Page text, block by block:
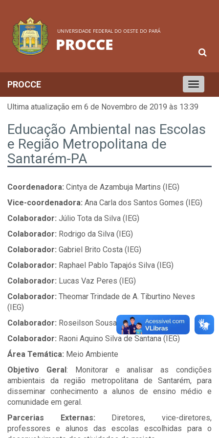
UNIVERSIDADE FEDERAL DO OESTE DO PARÁ
PROCCE
Toggle
navigation
PROCCE
Ultima atualização em 6 de Novembro de 2019 às 13:39
Educação Ambiental nas Escolas
e Região Metropolitana de
Santarém-PA
Coordenadora: Cintya de Azambuja Martins (IEG)
Vice-coordenadora: Ana Carla dos Santos Gomes (IEG)
Colaborador: Júlio Tota da Silva (IEG)
Colaborador: Rodrigo da Silva (IEG)
Colaborador: Gabriel Brito Costa (IEG)
Colaborador: Raphael Pablo Tapajós Silva (IEG)
Colaborador: Lucas Vaz Peres (IEG)
Colaborador: Theomar Trindade de A. Tiburtino Neves
(IEG)
Colaborador: Roseilson Sousa do Vale (IEG)
Colaborador: Raoni Aquino Silva de Santana (IEG)
Área Temática: Meio Ambiente
Objetivo Geral: Monitorar e analisar as condições
ambientais da região metropolitana de Santarém, para
disseminar conhecimento a alunos de ensino médio e
comunidade em geral.
Parcerias Externas: Diretores, vice-diretores,
professores e alunos das escolas escolhidas para o